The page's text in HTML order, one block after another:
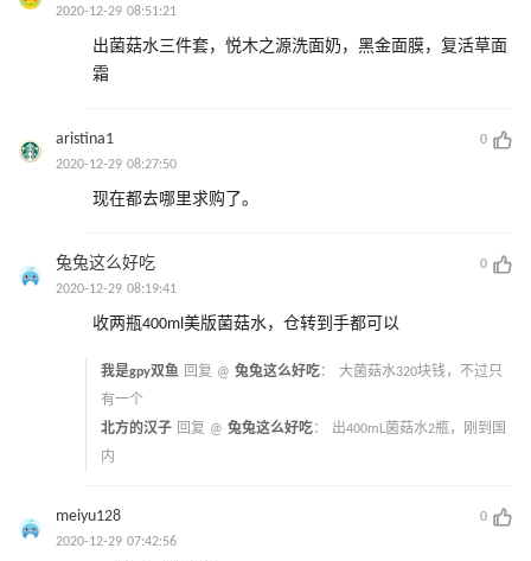
2020-12-29 08:51:21
出菌菇水三件套，悦木之源洗面奶，黑金面膜，复活草面
霜
aristina1
0
2020-12-29 08:27:50
现在都去哪里求购了。
兔兔这么好吃
0
2020-12-29 08:19:41
收两瓶400ml美版菌菇水，仓转到手都可以
我是gpy双鱼 回复 @ 兔兔这么好吃： 大菌菇水320块钱，不过只
有一个
北方的汉子 回复 @ 兔兔这么好吃： 出400mL菌菇水2瓶，刚到国
内
meiyu128
0
2020-12-29 07:42:56